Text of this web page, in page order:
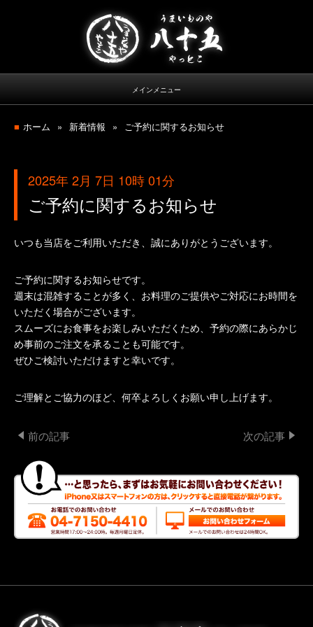
こ）
メインメニュー
ホーム 新着情報 ご予約に関するお知らせ
2025年 2月 7日 10時 01分
ご予約に関するお知らせ
いつも当店をご利用いただき、誠にありがとうございます。
ご予約に関するお知らせです。
週末は混雑することが多く、お料理のご提供やご対応にお時間を
いただく場合がございます。
スムーズにお食事をお楽しみいただくため、予約の際にあらかじ
め事前のご注文を承ることも可能です。
ぜひご検討いただけますと幸いです。
ご理解とご協力のほど、何卒よろしくお願い申し上げます。
前の記事 次の記事